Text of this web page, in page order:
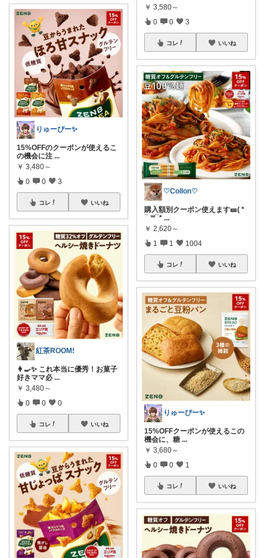
りゅーぴー✨
15%OFFのクーポンが使えるこ
の機会に注 ...
￥ 3,480～
0 0 3
コレ いいね
紅茶ROOM!
👩‍🍳✨ これ本当に優秀！お菓子
好きママ必 ...
￥ 3,480～
0 0 0
コレ いいね
￥ 3,580～
0 0 3
コレ いいね
♡Collon♡
購入額別クーポン使えます🎫( *
¯ ꒳¯* ...
￥ 2,620～
1 1 1004
コレ いいね
りゅーぴー✨
15%OFFクーポンが使えるこの
機会に、糖 ...
￥ 3,680～
0 0 1
コレ いいね